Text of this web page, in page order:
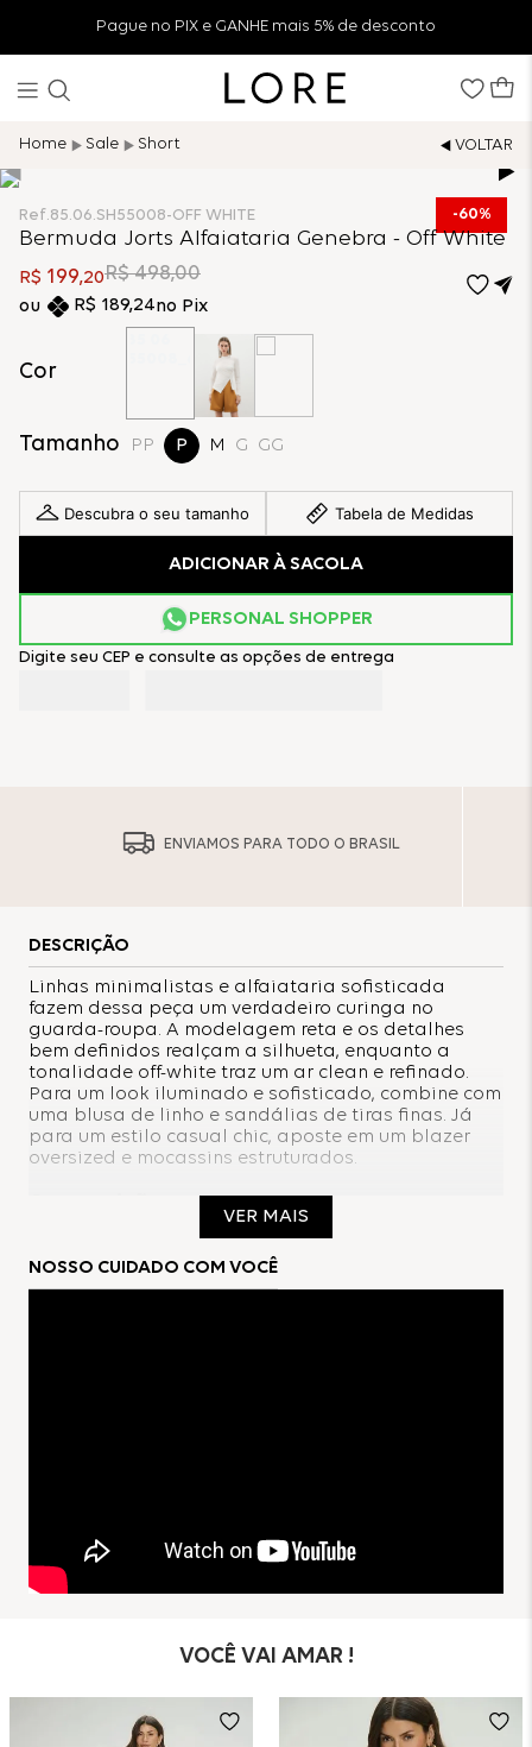
Pague no PIX e GANHE mais 5% de desconto
Sale Short
60%
Ref.85.06.SH55008-OFF WHITE
Bermuda Jorts Alfaiataria Genebra - Off White
R$ 199,20R$ 498,00
R$ 189,24no Pix
Cor
Tamanho PP P M G GG
Descubra o seu tamanho Tabela de Medidas
ADICIONAR À SACOLA
PERSONAL SHOPPER
Digite seu CEP e consulte as opções de entrega
ENVIAMOS PARA TODO O BRASIL
DESCRIÇÃO
Linhas minimalistas e alfaiataria sofisticada
fazem dessa peça um verdadeiro curinga no
guarda-roupa. A modelagem reta e os detalhes
bem definidos realçam a silhueta, enquanto a
tonalidade off-white traz um ar clean e refinado.
Para um look iluminado e sofisticado, combine com
uma blusa de linho e sandálias de tiras finas. Já
para um estilo casual chic, aposte em um blazer
oversized e mocassins estruturados.
8%Elastano
VER MAIS
NOSSO CUIDADO COM VOCÊ
VOCÊ VAI AMAR !